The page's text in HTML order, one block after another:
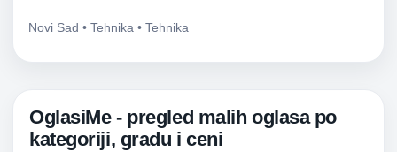
Novi Sad • Tehnika • Tehnika
OglasiMe - pregled malih oglasa po
kategoriji, gradu i ceni